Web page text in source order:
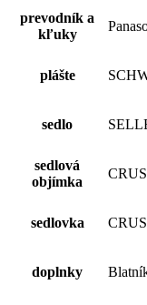
prevodník a
kľuky
plášte
sedlo
sedlová
objímka
sedlovka
doplnky